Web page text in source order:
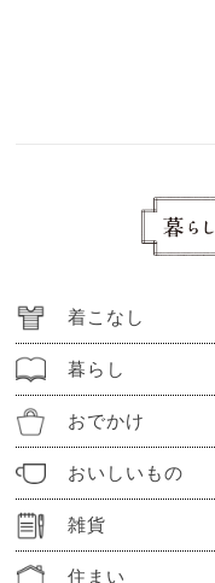
着こなし
暮らし
おでかけ
おいしいもの
雑貨
住まい